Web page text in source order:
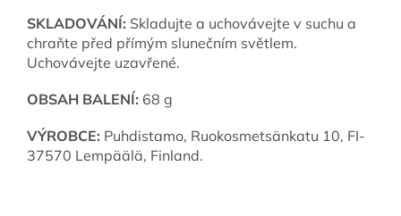
SKLADOVÁNÍ: Skladujte a uchovávejte v suchu a
chraňte před přímým slunečním světlem.
Uchovávejte uzavřené.
OBSAH BALENÍ: 68 g
VÝROBCE: Puhdistamo, Ruokosmetsänkatu 10, FI-
37570 Lempäälä, Finland.